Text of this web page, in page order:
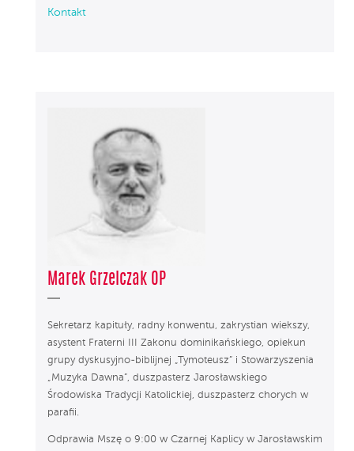
Kontakt
Marek Grzelczak OP
Sekretarz kapituły, radny konwentu, zakrystian wiekszy,
asystent Fraterni III Zakonu dominikańskiego, opiekun
grupy dyskusyjno-biblijnej „Tymoteusz” i Stowarzyszenia
„Muzyka Dawna”, duszpasterz Jarosławskiego
Środowiska Tradycji Katolickiej, duszpasterz chorych w
parafii.
Odprawia Mszę o 9:00 w Czarnej Kaplicy w Jarosławskim